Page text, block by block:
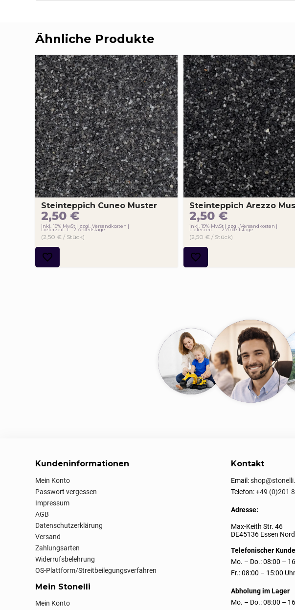
Ähnliche Produkte
Steinteppich Cuneo Muster
2,50 €
inkl. 19% MwSt zzgl. Versandkosten
Lieferzeit: 1 - 2 Arbeitstage
(2,50 € / Stück)
Steinteppich Arezzo
2,50 €
inkl. 19% MwSt zzgl. Versandkosten
Lieferzeit: 1 - 2 Arbeitstage
(2,50 € / Stück)
Kundeninformationen
Mein Konto
Passwort vergessen
Impressum
AGB
Datenschutzerklärung
Versand
Zahlungsarten
Widerrufsbelehrung
OS-Plattform/Streitbeilegungsverfahren
Mein Stonelli
Mein Konto
Kontakt
Email:
Telefon:+49 (0)201
Adresse:
Max-Keith Str. 46
DE45136 Essen
Telefonischer
Mo. – Do.: 08:00 –
Fr.: 08:00 – 15:00 Uhr
Abholung im Lager
Mo. – Do.: 08:00 –